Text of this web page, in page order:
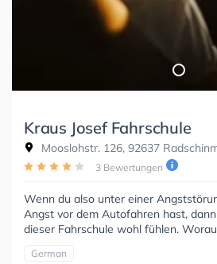
Kraus Josef Fahrschule
Mooslohstr. 126, 92637
3 Bewertungen
Wenn du also unter einer
Angst vor dem Autofahren hast,
dieser Fahrschule wohl fühlen.
German